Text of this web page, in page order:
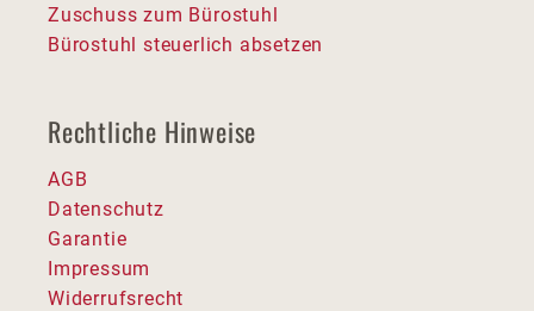
Zuschuss zum Bürostuhl
Bürostuhl steuerlich absetzen
Rechtliche Hinweise
AGB
Datenschutz
Garantie
Impressum
Widerrufsrecht